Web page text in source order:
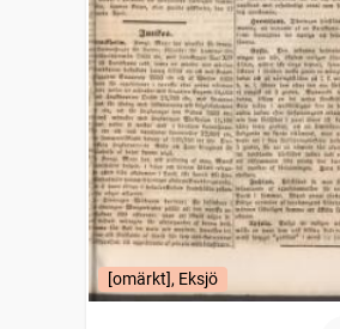
[omärkt], Eksjö